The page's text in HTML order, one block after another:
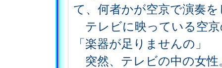
て、何者かが空京で演奏
テレビに映っている空
「楽器が足りませんの」
突然、テレビの中の女